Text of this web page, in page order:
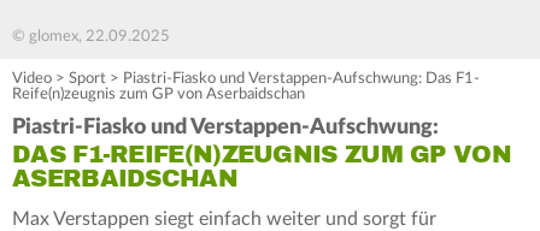
© glomex, 22.09.2025
Video > Sport > Piastri-Fiasko und Verstappen-Aufschwung: Das F1-
Reife(n)zeugnis zum GP von Aserbaidschan
Piastri-Fiasko und Verstappen-Aufschwung:
DAS F1-REIFE(N)ZEUGNIS ZUM GP VON
ASERBAIDSCHAN
Max Verstappen siegt einfach weiter und sorgt für